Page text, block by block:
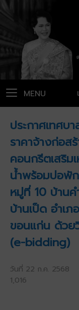
MENU
ประกาศเทศบ
ราคาจ้างก่อส
คอนกรีตเสริม
น้ำพร้อมบ่อพัก
หมู่ที่ 10 บ้าน
บ้านเป็ด อำเ
ขอนแก่น ด้วย
(e-bidding)
วันที่ 22 ก.ค. 2568
1,016